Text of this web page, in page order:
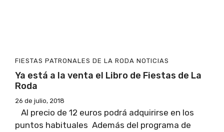
FIESTAS PATRONALES DE LA RODA NOTICIAS
Ya está a la venta el Libro de Fiestas de La
Roda
26 de julio, 2018
Al precio de 12 euros podrá adquirirse en los
puntos habituales Además del programa de